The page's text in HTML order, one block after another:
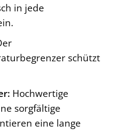
in jede
schützt
Hochwertige
sorgfältige
eine lange